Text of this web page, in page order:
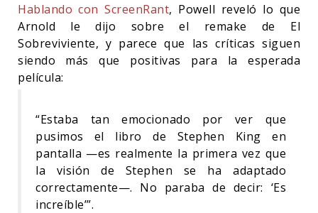
Hablando con ScreenRant, Powell reveló lo que
Arnold le dijo sobre el remake de El
Sobreviviente, y parece que las críticas siguen
siendo más que positivas para la esperada
película:
“Estaba tan emocionado por ver que
pusimos el libro de Stephen King en
pantalla —es realmente la primera vez que
la visión de Stephen se ha adaptado
correctamente—. No paraba de decir: ‘Es
increíble’”.